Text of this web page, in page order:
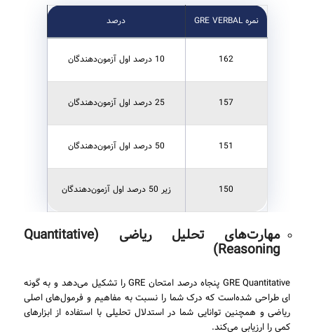
نمره GRE VERBAL درصد
162 10 درصد اول آزمون‌دهندگان
157 25 درصد اول آزمون‌دهندگان
151 50 درصد اول آزمون‌دهندگان
150 زیر 50 درصد اول آزمون‌دهندگان
مهارت‌های تحلیل ریاضی (Quantitative
Reasoning)
GRE Quantitative پنجاه درصد امتحان GRE را تشکیل می‌دهد و به گونه
ای طراحی شده‌است که درک شما را نسبت به مفاهیم و فرمول‌های اصلی
ریاضی و همچنین توانایی شما در استدلال تحلیلی با استفاده از ابزارهای
کمی را ارزیابی می‌کند.